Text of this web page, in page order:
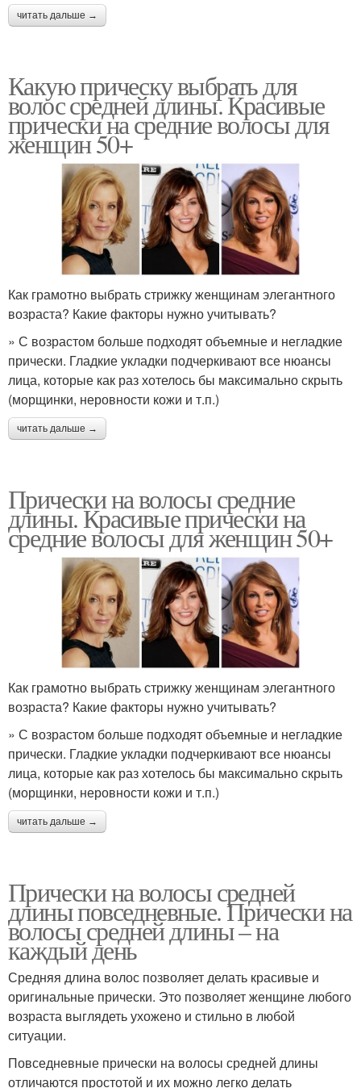
читать дальше →
Какую прическу выбрать для
волос средней длины. Красивые
прически на средние волосы для
женщин 50+
Как грамотно выбрать стрижку женщинам элегантного
возраста? Какие факторы нужно учитывать?
» С возрастом больше подходят объемные и негладкие
прически. Гладкие укладки подчеркивают все нюансы
лица, которые как раз хотелось бы максимально скрыть
(морщинки, неровности кожи и т.п.)
читать дальше →
Прически на волосы средние
длины. Красивые прически на
средние волосы для женщин 50+
Как грамотно выбрать стрижку женщинам элегантного
возраста? Какие факторы нужно учитывать?
» С возрастом больше подходят объемные и негладкие
прически. Гладкие укладки подчеркивают все нюансы
лица, которые как раз хотелось бы максимально скрыть
(морщинки, неровности кожи и т.п.)
читать дальше →
Прически на волосы средней
длины повседневные. Прически на
волосы средней длины – на
каждый день
Средняя длина волос позволяет делать красивые и
оригинальные прически. Это позволяет женщине любого
возраста выглядеть ухожено и стильно в любой
ситуации.
Повседневные прически на волосы средней длины
отличаются простотой и их можно легко делать